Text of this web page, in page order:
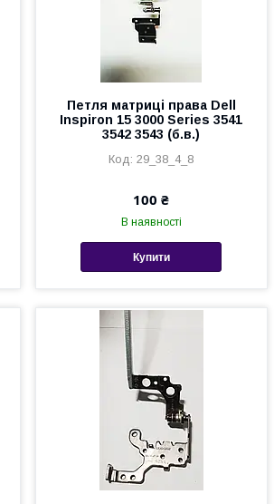
Петля матриці права Dell
Inspiron 15 3000 Series 3541
3542 3543 (б.в.)
29_38_4_8
100 ₴
В наявності
Купити